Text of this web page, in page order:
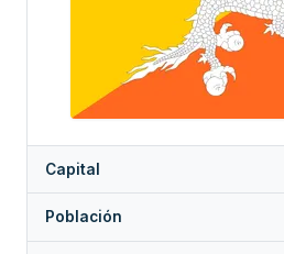
Capital
Población